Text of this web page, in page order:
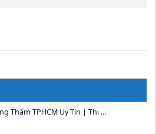
Thấm TPHCM Uy Tín | Thi ...